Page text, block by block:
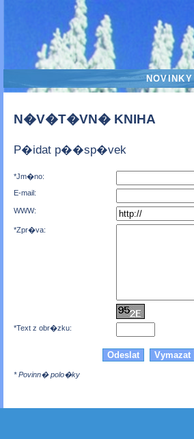
NOVINKY
N�V�T�VN� KNIHA
P�idat p��sp�vek
*Jm�no:
E-mail:
WWW:
*Zpr�va:
*Text z obr�zku:
* Povinn� polo�ky